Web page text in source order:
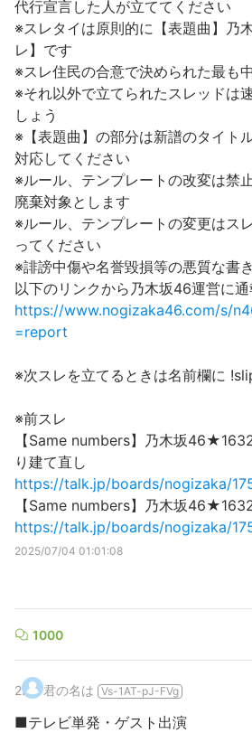
代行宣言した人が立ててください
※スレタイは原則的に【表題曲】乃
レ】です
※スレ住民の合意で決められた最も
※それ以外で立てられたスレッドは
しょう
※【表題曲】の部分は新譜のタイト
対応してください
※ルール、テンプレートの改変は禁
廃棄対象とします
※ルール、テンプレートの変更はス
ってください
※誹謗中傷や名誉毀損等の悪質な書
以下のリンクから乃木坂46運営に
https://www.nogizaka46.com/s/
=report
※次スレを立てるときは名前欄に
※前スレ
【Same numbers】乃木坂
り建て直し
https://talk.jp/boards/nogizaka/
【Same numbers】乃木坂
https://talk.jp/boards/nogizaka/
2025/07/04 01:01:08
1000
2. 君の名は Vs-1AT-pJ-FVg
■テレビ単発・ゲスト出演